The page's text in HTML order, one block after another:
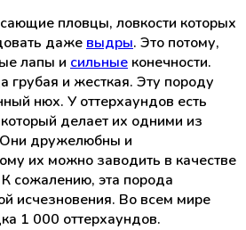
пловцы, ловкости которых
даже выдры. Это потому,
лапы и сильные конечности.
грубая и жесткая. Эту породу
нюх. У оттерхаундов есть
делает их одними из
дружелюбны и
их можно заводить в качестве
сожалению, эта порода
исчезновения. Во всем мире
1 000 оттерхаундов.